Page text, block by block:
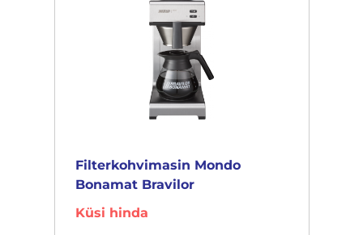
Filterkohvimasin Mondo
Bonamat Bravilor
Küsi hinda